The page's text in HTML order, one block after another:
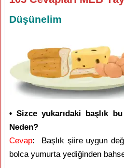
Düşünelim
• Sizce yukarıdaki başlık
Neden?
Cevap: Başlık şiire uygun
bolca yumurta yediğinden